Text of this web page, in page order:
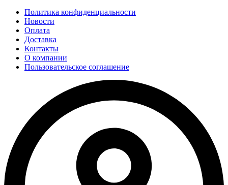
Политика конфиденциальности
Новости
Оплата
Доставка
Контакты
О компании
Пользовательское соглашение